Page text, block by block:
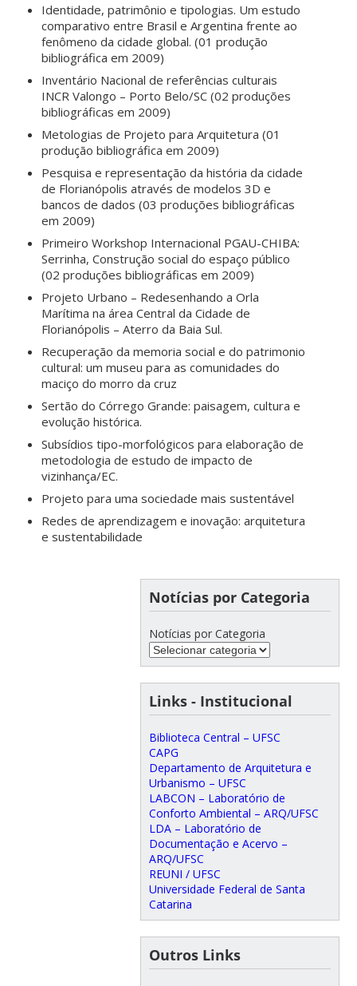
Identidade, patrimônio e tipologias. Um estudo
comparativo entre Brasil e Argentina frente ao
fenômeno da cidade global. (01 produção
bibliográfica em 2009)
Inventário Nacional de referências culturais
INCR Valongo – Porto Belo/SC (02 produções
bibliográficas em 2009)
Metologias de Projeto para Arquitetura (01
produção bibliográfica em 2009)
Pesquisa e representação da história da cidade
de Florianópolis através de modelos 3D e
bancos de dados (03 produções bibliográficas
em 2009)
Primeiro Workshop Internacional PGAU-CHIBA:
Serrinha, Construção social do espaço público
(02 produções bibliográficas em 2009)
Projeto Urbano – Redesenhando a Orla
Marítima na área Central da Cidade de
Florianópolis – Aterro da Baia Sul.
Recuperação da memoria social e do patrimonio
cultural: um museu para as comunidades do
maciço do morro da cruz
Sertão do Córrego Grande: paisagem, cultura e
evolução histórica.
Subsídios tipo-morfológicos para elaboração de
metodologia de estudo de impacto de
vizinhança/EC.
Projeto para uma sociedade mais sustentável
Redes de aprendizagem e inovação: arquitetura
e sustentabilidade
Notícias por Categoria
Notícias por Categoria
Links - Institucional
Biblioteca Central – UFSC
CAPG
Departamento de Arquitetura e
Urbanismo – UFSC
LABCON – Laboratório de
Conforto Ambiental – ARQ/UFSC
LDA – Laboratório de
Documentação e Acervo –
ARQ/UFSC
REUNI / UFSC
Universidade Federal de Santa
Catarina
Outros Links